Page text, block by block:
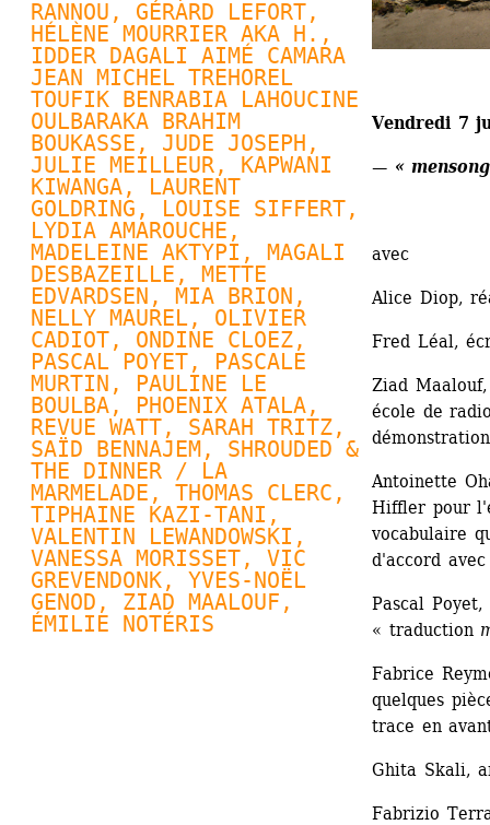
RANNOU , GÉRARD LEFORT,
HÉLÈNE MOURRIER AKA H.,
IDDER DAGALI AIMÉ CAMARA
JEAN MICHEL TREHOREL
TOUFIK BENRABIA LAHOUCINE
OULBARAKA BRAHIM
BOUKASSE, JUDE JOSEPH,
JULIE MEILLEUR, KAPWANI
KIWANGA, LAURENT
GOLDRING , LOUISE SIFFERT,
LYDIA AMAROUCHE,
MADELEINE AKTYPI, MAGALI
DESBAZEILLE, METTE
EDVARDSEN , MIA BRION,
NELLY MAUREL, OLIVIER
CADIOT, ONDINE CLOEZ,
PASCAL POYET, PASCALE
MURTIN , PAULINE LE
BOULBA, PHOENIX ATALA,
REVUE WATT, SARAH TRITZ,
SAÏD BENNAJEM, SHROUDED &
THE DINNER / LA
MARMELADE, THOMAS CLERC ,
TIPHAINE KAZI-TANI,
VALENTIN LEWANDOWSKI ,
VANESSA MORISSET, VIC
GREVENDONK, YVES-NOËL
GENOD , ZIAD MAALOUF,
ÉMILIE NOTÉRIS
Vendredi 7
— «
avec
Alice Diop,
Fred Léal,
Ziad
école de
Antoinette
Hiffler pour
vocabulaire
d'accord
Pascal
« traduction
Fabrice
quelques
trace en
Ghita Skali,
Fabrizio